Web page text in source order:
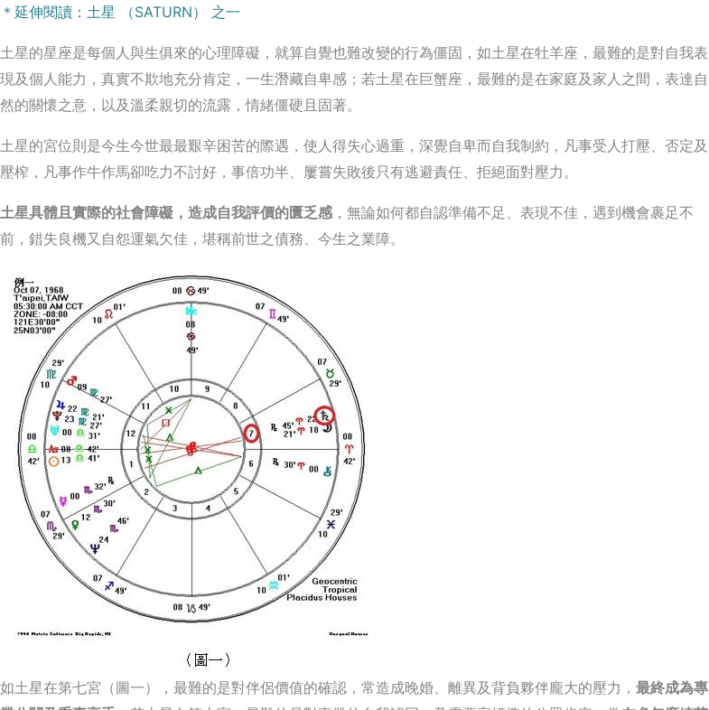
＊延伸閱讀：土星 （SATURN） 之一
土星的星座是每個人與生俱來的心理障礙，就算自覺也難改變的行為僵固，如土星在牡羊座，最難的是對自我表
現及個人能力，真實不欺地充分肯定，一生潛藏自卑感；若土星在巨蟹座，最難的是在家庭及家人之間，表達自
然的關懷之意，以及溫柔親切的流露，情緒僵硬且固著。
土星的宮位則是今生今世最最艱辛困苦的際遇，使人得失心過重，深覺自卑而自我制約，凡事受人打壓、否定及
壓榨，凡事作牛作馬卻吃力不討好，事倍功半、屢嘗失敗後只有逃避責任、拒絕面對壓力。
土星具體且實際的社會障礙，造成自我評價的匱乏感 ，無論如何都自認準備不足、表現不佳，遇到機會裹足不
前，錯失良機又自怨運氣欠佳，堪稱前世之債務、今生之業障。
如土星在第七宮（圖一），最難的是對伴侶價值的確認，常造成晚婚、離異及背負夥伴龐大的壓力， 最終成為專